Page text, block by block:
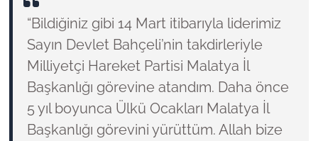
“Bildiğiniz gibi 14 Mart itibarıyla liderimiz
Sayın Devlet Bahçeli’nin takdirleriyle
Milliyetçi Hareket Partisi Malatya İl
Başkanlığı görevine atandım. Daha önce
5 yıl boyunca Ülkü Ocakları Malatya İl
Başkanlığı görevini yürüttüm. Allah bize